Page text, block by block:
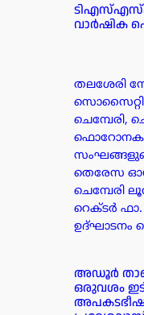
വാർഷിക
തലശേരി
ചെമ്പേരി,
സംഘങ്ങളുടെ
തെരേസ
ചെമ്പേരി
റെക്ടർ
ഉദ്ഘാടനം
അഡൂർ
ഒരുവശം